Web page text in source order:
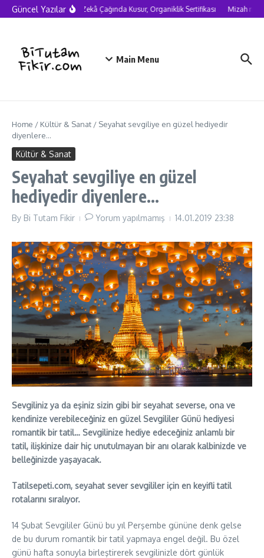
Skip to content
Güncel YazılarYapay Zekâ Çağında Kusur, Organiklik Sertifikası Mizah
Main Menu
Home / Kültür & Sanat / Seyahat sevgiliye en güzel hediyedir
diyenlere…
Kültür & Sanat
Seyahat sevgiliye en güzel
hediyedir diyenlere…
By Bi Tutam Fikir Yorum yapılmamış 14.01.2019 23:38
Sevgiliniz ya da eşiniz sizin gibi bir seyahat severse, ona ve
kendinize verebileceğiniz en güzel Sevgililer Günü hediyesi
romantik bir tatil… Sevgilinize hediye edeceğiniz anlamlı bir
tatil, ilişkinize dair hiç unutulmayan bir anı olarak kalbinizde ve
belleğinizde yaşayacak.
Tatilsepeti.com, seyahat sever sevgililer için en keyifli tatil
rotalarını sıralıyor.
14 Şubat Sevgililer Günü bu yıl Perşembe gününe denk gelse
de bu durum romantik bir tatil yapmaya engel değil. Bu özel
günü hafta sonuyla birleştirerek sevgilinizle dört günlük